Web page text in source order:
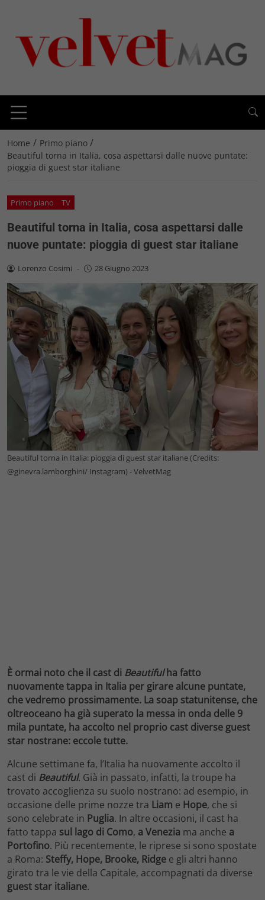
Home / Primo piano /
Beautiful torna in Italia, cosa aspettarsi dalle nuove puntate:
pioggia di guest star italiane
Primo piano TV
Beautiful torna in Italia, cosa aspettarsi dalle
nuove puntate: pioggia di guest star italiane
Lorenzo Cosimi - 28 Giugno 2023
Beautiful torna in Italia: pioggia di guest star italiane (Credits:
@ginevra.lamborghini/ Instagram) - VelvetMag
È ormai noto che il cast di Beautifulha fatto
nuovamente tappa in Italia per girare alcune puntate,
che vedremo prossimamente. La soap statunitense, che
oltreoceano ha già superato la messa in onda delle 9
mila puntate, ha accolto nel proprio cast diverse guest
star nostrane: eccole tutte.
Alcune settimane fa, l’Italia ha nuovamente accolto il
cast di Beautiful. Già in passato, infatti, la troupe ha
trovato accoglienza su suolo nostrano: ad esempio, in
occasione delle prime nozze tra Liam e Hope, che si
sono celebrate in Puglia. In altre occasioni, il cast ha
fatto tappa sul lago di Como, a Venezia ma anche a
Portofino. Più recentemente, le riprese si sono spostate
a Roma: Steffy, Hope, Brooke, Ridge e gli altri hanno
girato tra le vie della Capitale, accompagnati da diverse
guest star italiane.